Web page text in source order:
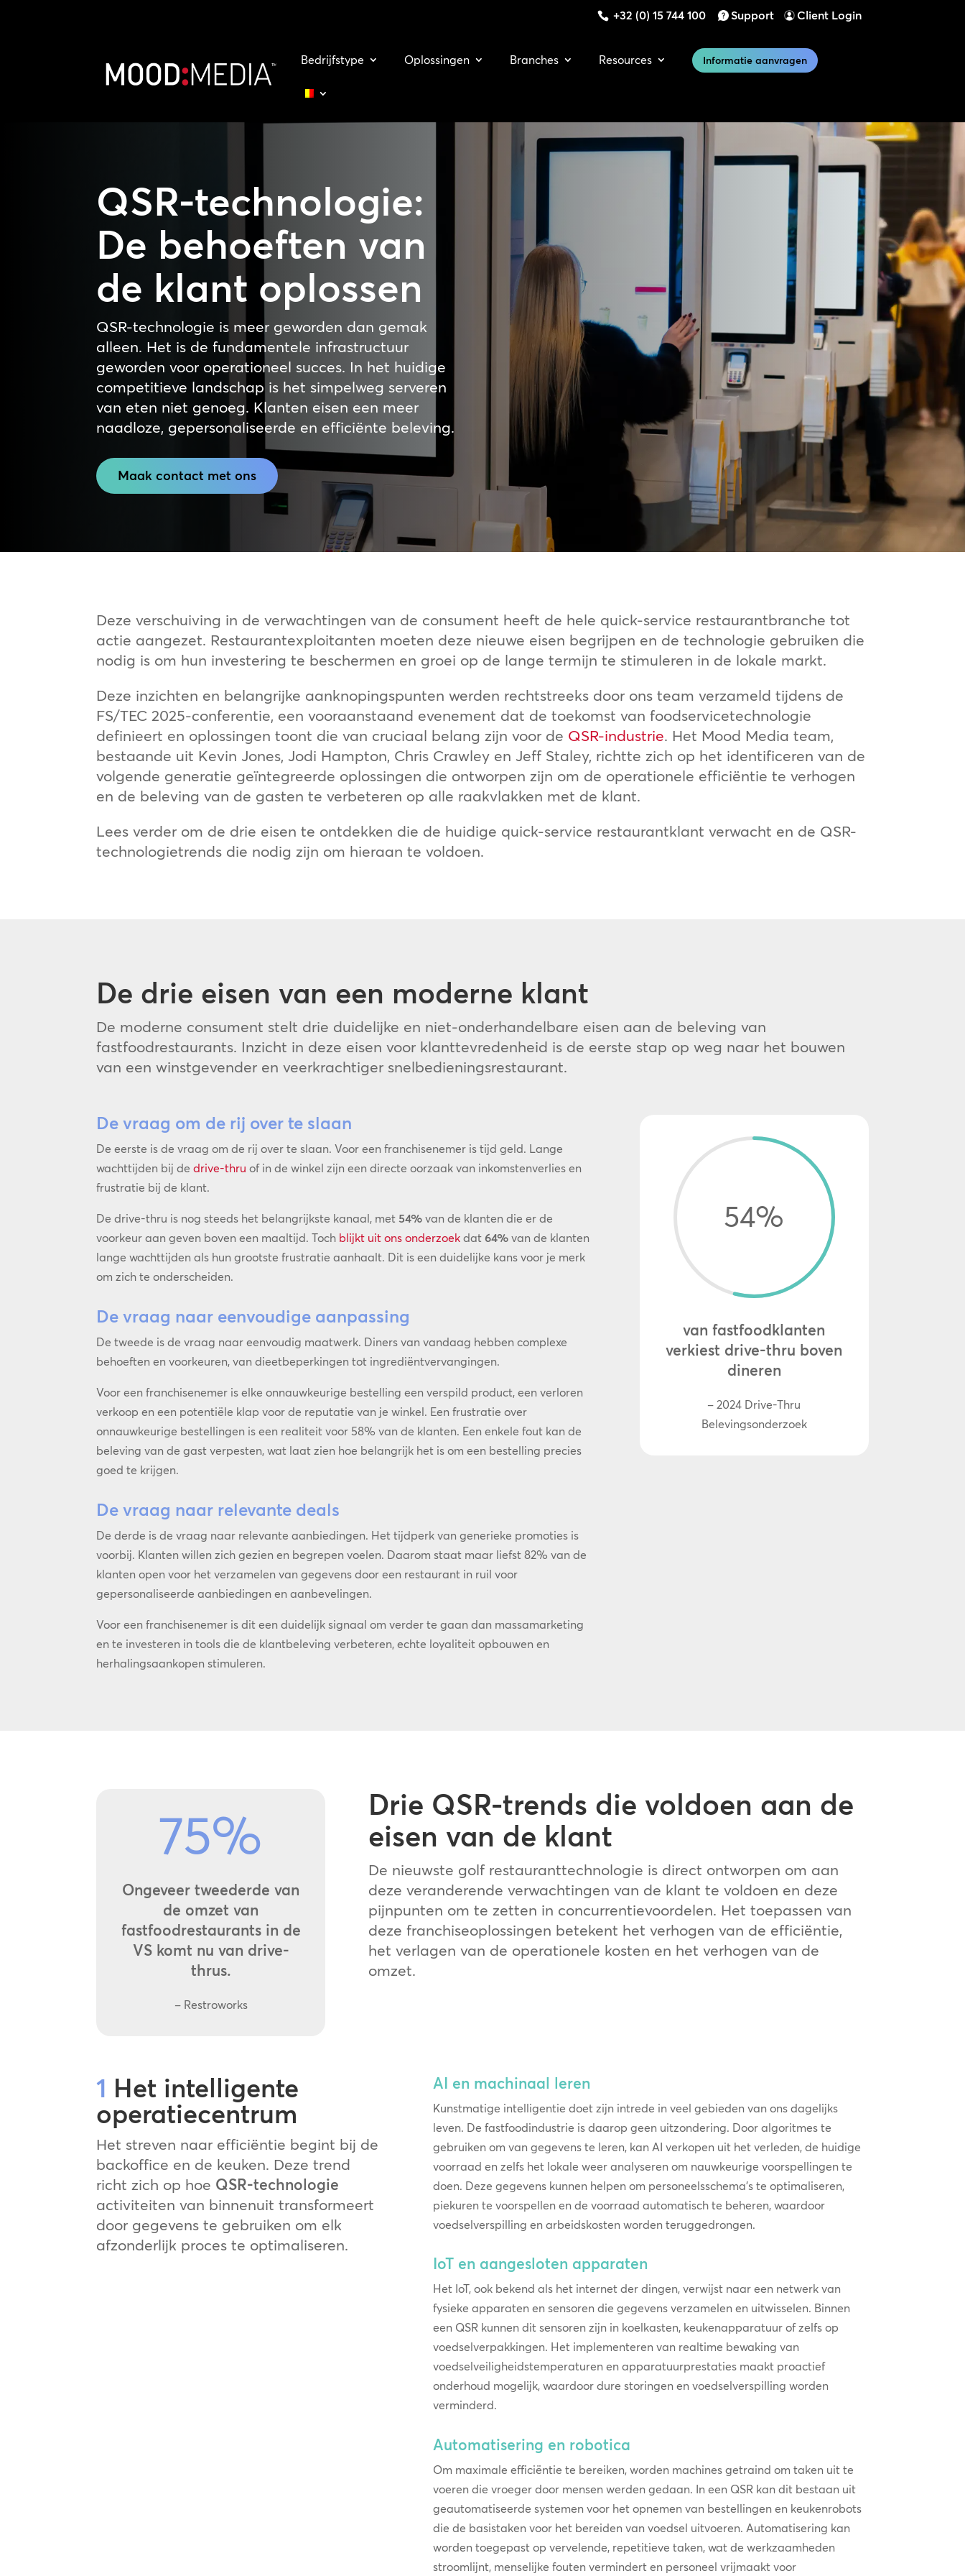
+32 (0) 15 744 100 Support Client Login
Bedrijfstype Oplossingen Branches Resources Informatie aanvragen
QSR-technologie:
De behoeften van
de klant oplossen
QSR-technologie is meer geworden dan gemak
alleen. Het is de fundamentele infrastructuur
geworden voor operationeel succes. In het huidige
competitieve landschap is het simpelweg serveren
van eten niet genoeg. Klanten eisen een meer
naadloze, gepersonaliseerde en efficiënte beleving.
Maak contact met ons
Deze verschuiving in de verwachtingen van de consument heeft de hele quick-service restaurantbranche tot
actie aangezet. Restaurantexploitanten moeten deze nieuwe eisen begrijpen en de technologie gebruiken die
nodig is om hun investering te beschermen en groei op de lange termijn te stimuleren in de lokale markt.
Deze inzichten en belangrijke aanknopingspunten werden rechtstreeks door ons team verzameld tijdens de
FS/TEC 2025-conferentie, een vooraanstaand evenement dat de toekomst van foodservicetechnologie
definieert en oplossingen toont die van cruciaal belang zijn voor de QSR-industrie. Het Mood Media team,
bestaande uit Kevin Jones, Jodi Hampton, Chris Crawley en Jeff Staley, richtte zich op het identificeren van de
volgende generatie geïntegreerde oplossingen die ontworpen zijn om de operationele efficiëntie te verhogen
en de beleving van de gasten te verbeteren op alle raakvlakken met de klant.
Lees verder om de drie eisen te ontdekken die de huidige quick-service restaurantklant verwacht en de QSR-
technologietrends die nodig zijn om hieraan te voldoen.
De drie eisen van een moderne klant
De moderne consument stelt drie duidelijke en niet-onderhandelbare eisen aan de beleving van
fastfoodrestaurants. Inzicht in deze eisen voor klanttevredenheid is de eerste stap op weg naar het bouwen
van een winstgevender en veerkrachtiger snelbedieningsrestaurant.
De vraag om de rij over te slaan
De eerste is de vraag om de rij over te slaan. Voor eenfranchisenemer is tijd geld. Lange
wachttijden bij dedrive-thru of in de winkel zijn een directe oorzaak van inkomstenverlies en
frustratie bij de klant.
De drive-thru is nog steeds het belangrijkste kanaal, met 54% van de klanten die er de
voorkeur aan geven boven een maaltijd. Toch blijkt uit ons onderzoek dat 64% van de klanten
lange wachttijden als hun grootste frustratie aanhaalt. Dit is een duidelijke kans voor je merk
om zich te onderscheiden.
De vraag naar eenvoudige aanpassing
De tweede is de vraag naar eenvoudig maatwerk. Diners van vandaag hebben complexe
behoeften en voorkeuren, van dieetbeperkingen tot ingrediëntvervangingen.
Voor een franchisenemer is elke onnauwkeurige bestelling een verspild product, een verloren
verkoop en een potentiële klap voor de reputatie van je winkel. Een frustratie over
onnauwkeurige bestellingen is een realiteit voor 58% van de klanten. Een enkele fout kan de
beleving van de gast verpesten, wat laat zien hoe belangrijk het is om een bestelling precies
goed te krijgen.
De vraag naar relevante deals
De derde is de vraag naar relevante aanbiedingen. Het tijdperk van generieke promoties is
voorbij. Klanten willen zich gezien en begrepen voelen. Daarom staat maar liefst 82% van de
klanten open voor het verzamelen van gegevens door een restaurant in ruil voor
gepersonaliseerde aanbiedingen en aanbevelingen.
Voor een franchisenemer is dit een duidelijk signaal om verder te gaan dan massamarketing
en te investeren in tools die de klantbeleving verbeteren, echte loyaliteit opbouwen en
herhalingsaankopen stimuleren.
54%
van fastfoodklanten
verkiest drive-thru boven
dineren
– 2024 Drive-Thru
Belevingsonderzoek
75%
Ongeveer tweederde van
de omzet van
fastfoodrestaurants in de
VS komt nu van drive-
thrus.
– Restroworks
Drie QSR-trends die voldoen aan de
eisen van de klant
De nieuwste golf restauranttechnologie is direct ontworpen om aan
deze veranderende verwachtingen van de klant te voldoen en deze
pijnpunten om te zetten in concurrentievoordelen. Het toepassen van
deze franchiseoplossingen betekent het verhogen van de efficiëntie,
het verlagen van de operationele kosten en het verhogen van de
omzet.
1 Het intelligente
operatiecentrum
Het streven naar efficiëntie begint bij de
backoffice en de keuken. Deze trend
richt zich op hoe QSR-technologie
activiteiten van binnenuit transformeert
door gegevens te gebruiken om elk
afzonderlijk proces te optimaliseren.
AI en machinaal leren
Kunstmatige intelligentie doet zijn intrede in veel gebieden van ons dagelijks
leven. De fastfoodindustrie is daarop geen uitzondering. Door algoritmes te
gebruiken om van gegevens te leren, kan AI verkopen uit het verleden, de huidige
voorraad en zelfs het lokale weer analyseren om nauwkeurige voorspellingen te
doen. Deze gegevens kunnen helpen om personeelsschema’s te optimaliseren,
piekuren te voorspellen en de voorraad automatisch te beheren, waardoor
voedselverspilling en arbeidskosten worden teruggedrongen.
IoT en aangesloten apparaten
Het IoT, ook bekend als het internet der dingen, verwijst naar een netwerk van
fysieke apparaten en sensoren die gegevens verzamelen en uitwisselen. Binnen
een QSR kunnen dit sensoren zijn in koelkasten, keukenapparatuur of zelfs op
voedselverpakkingen. Het implementeren van realtime bewaking van
voedselveiligheidstemperaturen en apparatuurprestaties maakt proactief
onderhoud mogelijk, waardoor dure storingen en voedselverspilling worden
verminderd.
Automatisering en robotica
Om maximale efficiëntie te bereiken, worden machines getraind om taken uit te
voeren die vroeger door mensen werden gedaan. In een QSR kan dit bestaan uit
geautomatiseerde systemen voor het opnemen van bestellingen en keukenrobots
die de basistaken voor het bereiden van voedsel uitvoeren. Automatisering kan
worden toegepast op vervelende, repetitieve taken, wat de werkzaamheden
stroomlijnt, menselijke fouten vermindert en personeel vrijmaakt voor